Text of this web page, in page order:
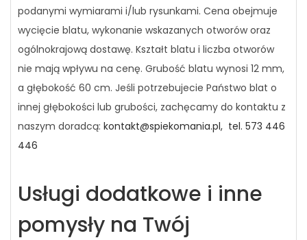
podanymi wymiarami i/lub rysunkami. Cena obejmuje
wycięcie blatu, wykonanie wskazanych otworów oraz
ogólnokrajową dostawę. Kształt blatu i liczba otworów
nie mają wpływu na cenę. Grubość blatu wynosi 12 mm,
a głębokość 60 cm. Jeśli potrzebujecie Państwo blat o
innej głębokości lub grubości, zachęcamy do kontaktu z
naszym doradcą: kontakt@spiekomania.pl, tel. 573 446
446
Usługi dodatkowe i inne
pomysły na Twój